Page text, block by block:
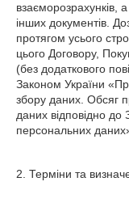
взаєморозрахунків,
інших документів.
протягом усього
цього Договору,
(без додаткового
Законом України
збору даних. Обсяг
даних відповідно до
персональних
2. Терміни та